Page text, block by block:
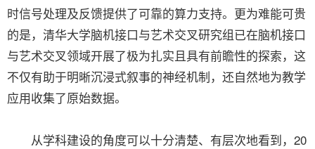
时信号处理及反馈提供了可靠的算力支持。更为难能可贵
的是，清华大学脑机接口与艺术交叉研究组已在脑机接口
与艺术交叉领域开展了极为扎实且具有前瞻性的探索，这
不仅有助于明晰沉浸式叙事的神经机制，还自然地为教学
应用收集了原始数据。
从学科建设的角度可以十分清楚、有层次地看到，20